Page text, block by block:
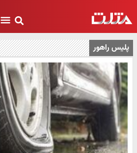
پلیس راهور